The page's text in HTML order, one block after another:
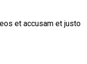
et accusam et justo